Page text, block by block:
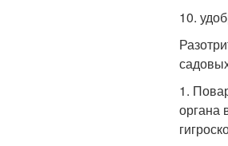
10.
1.
органа